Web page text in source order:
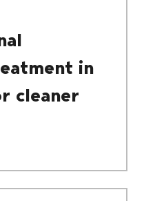
in
cleaner